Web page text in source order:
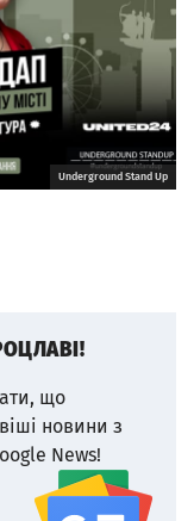
Underground Stand Up
що
новини з
News!